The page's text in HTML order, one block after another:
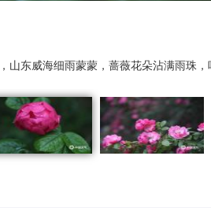
山东威海细雨蒙蒙，蔷薇花朵沾满雨珠